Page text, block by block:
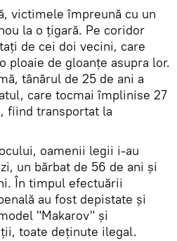
victimele împreună cu un
la o ţigară. Pe coridor
de cei doi vecini, care
ploaie de gloanţe asupra lor.
tânărul de 25 de ani a
care tocmai împlinise 27
fiind transportat la
oamenii legii i-au
un bărbat de 56 de ani şi
În timpul efectuării
au fost depistate şi
"Makarov" şi
toate deţinute ilegal.